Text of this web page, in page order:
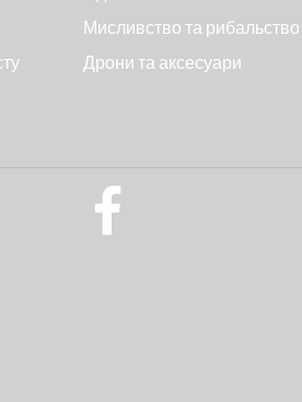
Мисливство та рибальство
Дрони та аксесуари